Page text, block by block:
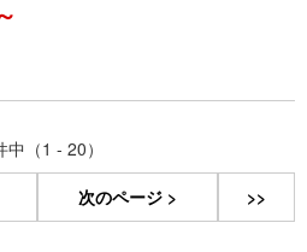
中（1 - 20）
次のページ > >>